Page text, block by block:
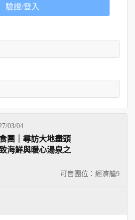
驗證/登入
03/04
可售團位：經濟艙9
團｜尋訪大地盡頭
海鮮與暖心湯泉之